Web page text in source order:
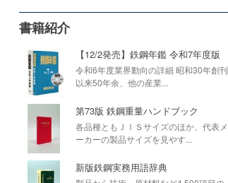
書籍紹介
【12/2発売】鉄鋼年鑑 令和7年度版
令和6年度業界動向の詳細 昭和30年創刊
以来50年余、他の産業...
第73版 鉄鋼重量ハンドブック
各品種ともＪＩＳサイズのほか、代表メ
ーカーの製品サイズを見やす...
新版鉄鋼実務用語辞典